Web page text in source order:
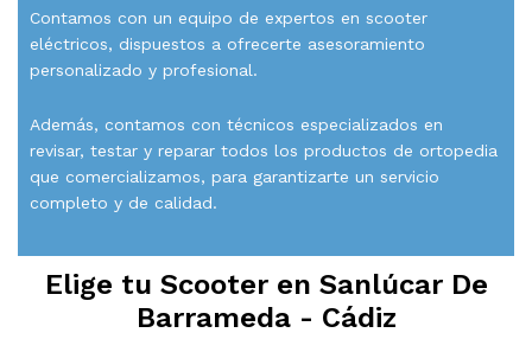
Contamos con un equipo de expertos en scooter
eléctricos, dispuestos a ofrecerte asesoramiento
personalizado y profesional.
Además, contamos con técnicos especializados en
revisar, testar y reparar todos los productos de ortopedia
que comercializamos, para garantizarte un servicio
completo y de calidad.
Elige tu Scooter en Sanlúcar De
Barrameda - Cádiz